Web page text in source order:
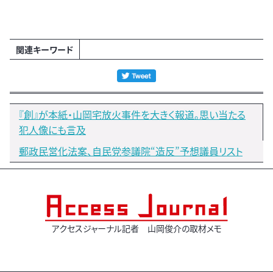
関連キーワード
『創』が本紙・山岡宅放火事件を大きく報道。思い当たる
犯人像にも言及
郵政民営化法案、自民党参議院“造反”予想議員リスト
アクセスジャーナル記者 山岡俊介の取材メモ